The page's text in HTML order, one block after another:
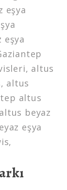
eşya
eşya
altus
altus
altus
beyaz
eşya